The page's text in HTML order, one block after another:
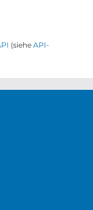
(siehe API-